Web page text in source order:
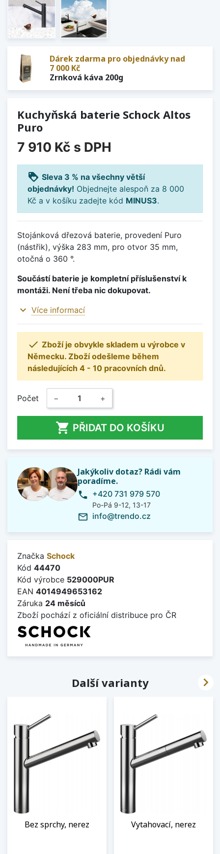
Dárek zdarma pro objednávky nad
7 000 Kč
Zrnková káva 200g
Kuchyňská baterie Schock Altos
Puro
7 910 Kč s DPH
loyalty Sleva 3 % na všechny větší
objednávky! Objednejte alespoň za 8 000
Kč a v košíku zadejte kód MINUS3.
Stojánková dřezová baterie, provedení Puro
(nástřik), výška 283 mm, pro otvor 35 mm,
otočná o 360 °.
Součástí baterie je kompletní příslušenství k
montáži. Není třeba nic dokupovat.
expand_more Více informací
 Zboží je obvykle skladem u výrobce v
Německu. Zboží odešleme během
následujících 4 - 10 pracovních dnů.
Počet − +
 PŘIDAT DO KOŠÍKU
Jakýkoliv dotaz? Rádi vám
poradíme.
phone +420 731 979 570
Po-Pá 9-12, 13-17
mail_outline info@trendo.cz
Značka Schock
Kód 44470
Kód výrobce 529000PUR
EAN 4014949653162
Záruka 24 měsíců
Zboží pochází z oficiální distribuce pro ČR
Další varianty
Bez sprchy, nerez Vytahovací, nerez
